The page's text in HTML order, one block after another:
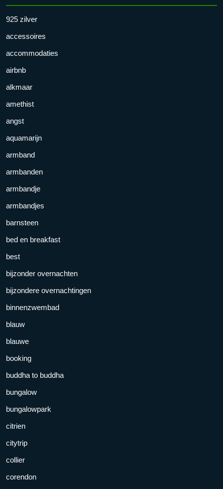
925 zilver
accessoires
accommodaties
airbnb
alkmaar
amethist
angst
aquamarijn
armband
armbanden
armbandje
armbandjes
barnsteen
bed en breakfast
best
bijzonder overnachten
bijzondere overnachtingen
binnenzwembad
blauw
blauwe
booking
buddha to buddha
bungalow
bungalowpark
citrien
citytrip
collier
corendon